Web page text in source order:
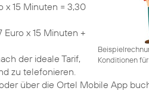
Konditionen
x 15 Minuten = 3,30
x 15 Minuten +
der ideale Tarif,
zu telefonieren.
über die Ortel Mobile App